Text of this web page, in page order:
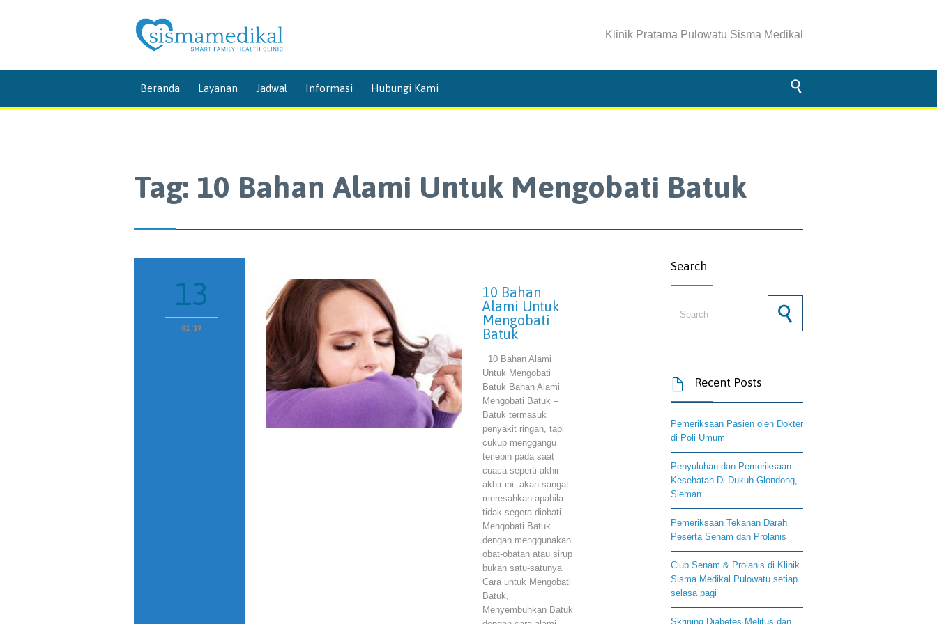
Klinik Pratama Pulowatu Sisma Medikal
content
Beranda Layanan Jadwal Informasi Hubungi Kami 
Tag: 10 Bahan Alami Untuk Mengobati Batuk
13
01 '19
10 Bahan
Alami Untuk
Mengobati
Batuk
10 Bahan Alami
Untuk Mengobati
Batuk Bahan Alami
Mengobati Batuk –
Batuk termasuk
penyakit ringan, tapi
cukup menggangu
terlebih pada saat
cuaca seperti akhir-
akhir ini. akan sangat
meresahkan apabila
tidak segera diobati.
Mengobati Batuk
dengan menggunakan
obat-obatan atau sirup
bukan satu-satunya
Cara untuk Mengobati
Batuk,
Menyembuhkan Batuk
Search
 Recent Posts
Pemeriksaan Pasien oleh Dokter
di Poli Umum
Penyuluhan dan Pemeriksaan
Kesehatan Di Dukuh Glondong,
Sleman
Pemeriksaan Tekanan Darah
Peserta Senam dan Prolanis
Club Senam & Prolanis di Klinik
Sisma Medikal Pulowatu setiap
selasa pagi
Skrining Diabetes Melitus dan